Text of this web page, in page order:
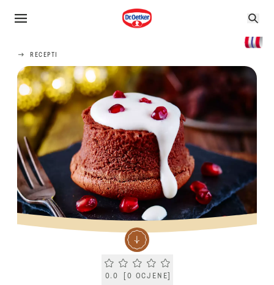
RECEPTI
Current rating 0.0. Click to rate.
0.0 0 OCJENE